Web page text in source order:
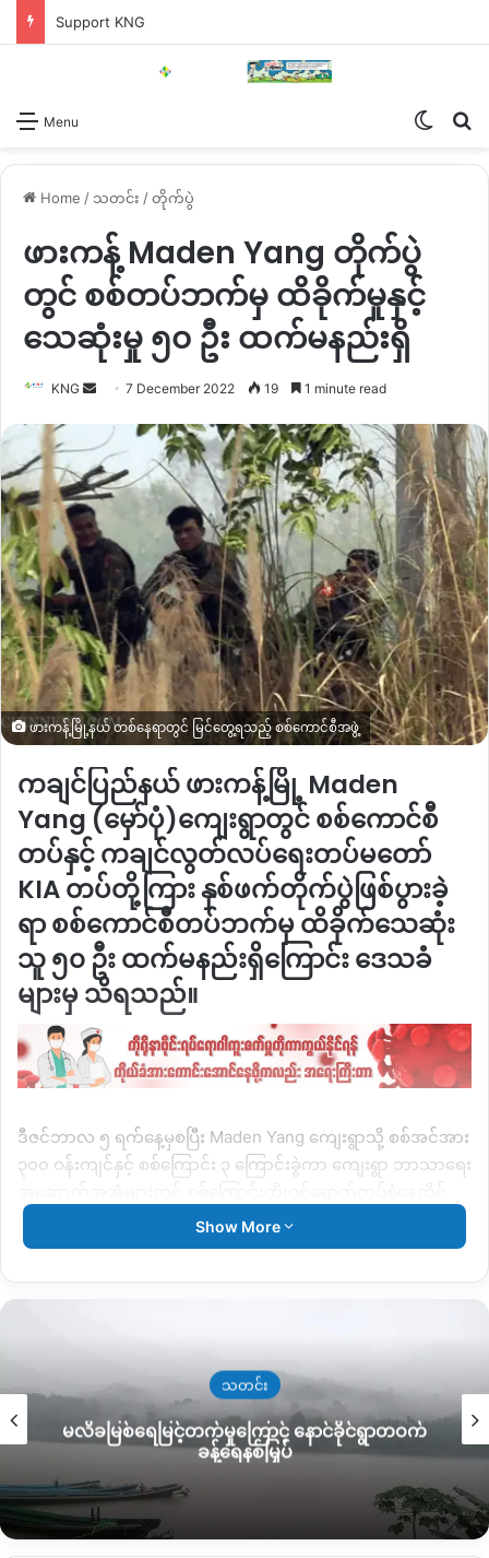
Support KNG
Menu
Home / သတင်း /တိုက်ပွဲ
ဖားကန့် Maden Yang တိုက်ပွဲ
တွင် စစ်တပ်ဘက်မှ ထိခိုက်မှုနှင့်
သေဆုံးမှု ၅၀ ဦး ထက်မနည်းရှိ
KNG
Send
email
7 December 2022 19 1 minute read
ဖားကန့်မြို့နယ် တစ်နေရာတွင် မြင်တွေ့ရသည့် စစ်ကောင်စီအဖွဲ့
ကချင်ပြည်နယ် ဖားကန့်မြို့ Maden
Yang (မှော်ပုံ)ကျေးရွာတွင် စစ်ကောင်စီ
တပ်နှင့် ကချင်လွတ်လပ်ရေးတပ်မတော်
KIAတပ်တို့ကြား နှစ်ဖက်တိုက်ပွဲဖြစ်ပွားခဲ့
ရာ စစ်ကောင်စီတပ်ဘက်မှ ထိခိုက်သေဆုံး
သူ ၅၀ ဦး ထက်မနည်းရှိကြောင်း ဒေသခံ
များမှ သိရသည်။
ဒီဇင်ဘာလ ၅ ရက်နေ့မှစပြီး Maden Yang ကျေးရွာသို့ စစ်အင်အား
၃၀၀ ဝန်းကျင်နှင့် စစ်ကြောင်း ၃ ကြောင်းခွဲကာ ကျေးရွာ ဘာသာရေး
သည့် စစ်ကောင်စီတပ်ဖွဲ့အား
ဒီဇင်ဘာလ ၆ ရက်နေ့ ညနေ ၄ နာရီ
ဝန်းကျင်တွင်KIAနှင့်PDFပူးပေါင်းတပ်တို့ သွားရောက်တိုက်ခိုက်
သွားတယ်လို့ကြားတယ် ဒီဘက်ကတော့ ၃ ယောက်သေတယ်တဲ့
ဒေသခံ တစ်ဦးက ပြောသည်။
ထိုသို့ တိုက်ခိုက်ခံရချိန် မဇွပ်ယန်အကျဉ်းထောင်အပြင် ဖားကန့်
ဗျူဟာကုန်းမှလည်း ယမန်နေ့ည ၉နာရီဝန်းကျင်ထိ လုံးခင်း
ကျေးရွာ အုပ်စုအတွင်းရှိ မဒဲန်ယန်၊ ဆန်ခါ ၊ ဆိုင်းရာ ၊ မဇွပ်ယန် ၊
မှော်စီစာ၊ ကုဋေစသည့် ကျေးရွာဘက်သို့ လက်နက်ကြီးဖြင့် ယမ်း
Show More
သတင်း
မလိခမြစ်ရေမြင့်တက်မှုကြောင့် နောင်ခိုင်ရွာတဝက်
ခန့်ရေနစ်မြှပ်